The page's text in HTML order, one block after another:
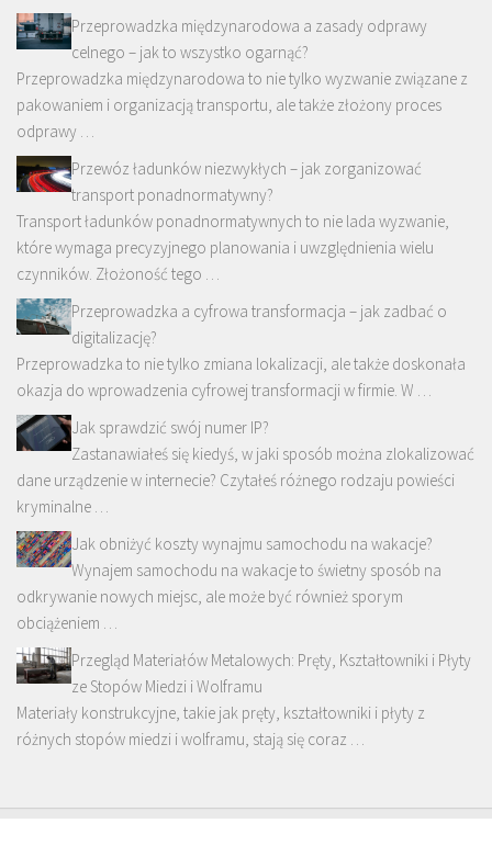
Przeprowadzka międzynarodowa a zasady odprawy
celnego – jak to wszystko ogarnąć?
Przeprowadzka międzynarodowa to nie tylko wyzwanie związane z
pakowaniem i organizacją transportu, ale także złożony proces
odprawy …
Przewóz ładunków niezwykłych – jak zorganizować
transport ponadnormatywny?
Transport ładunków ponadnormatywnych to nie lada wyzwanie,
które wymaga precyzyjnego planowania i uwzględnienia wielu
czynników. Złożoność tego …
Przeprowadzka a cyfrowa transformacja – jak zadbać o
digitalizację?
Przeprowadzka to nie tylko zmiana lokalizacji, ale także doskonała
okazja do wprowadzenia cyfrowej transformacji w firmie. W …
Jak sprawdzić swój numer IP?
Zastanawiałeś się kiedyś, w jaki sposób można zlokalizować
dane urządzenie w internecie? Czytałeś różnego rodzaju powieści
kryminalne …
Jak obniżyć koszty wynajmu samochodu na wakacje?
Wynajem samochodu na wakacje to świetny sposób na
odkrywanie nowych miejsc, ale może być również sporym
obciążeniem …
Przegląd Materiałów Metalowych: Pręty, Kształtowniki i Płyty
ze Stopów Miedzi i Wolframu
Materiały konstrukcyjne, takie jak pręty, kształtowniki i płyty z
różnych stopów miedzi i wolframu, stają się coraz …